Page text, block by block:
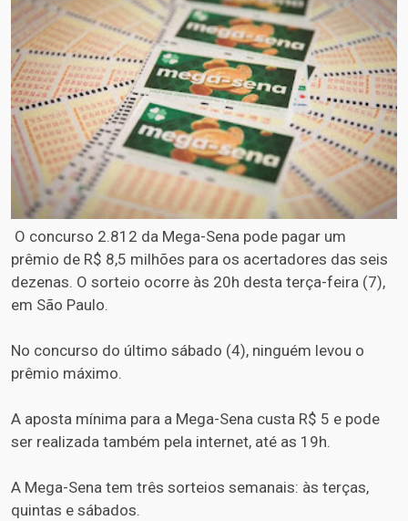
O concurso 2.812 da Mega-Sena pode pagar um
prêmio de R$ 8,5 milhões para os acertadores das seis
dezenas. O sorteio ocorre às 20h desta terça-feira (7),
em São Paulo.
No concurso do último sábado (4), ninguém levou o
prêmio máximo.
A aposta mínima para a Mega-Sena custa R$ 5 e pode
ser realizada também pela internet, até as 19h.
A Mega-Sena tem três sorteios semanais: às terças,
quintas e sábados.